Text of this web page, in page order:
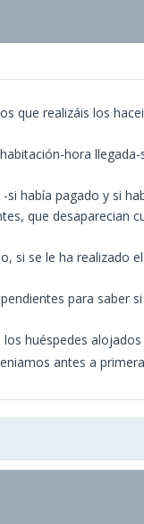
que realizáis los
hora
si había pagado y si
que desaparecian
si se le ha realizado
para saber
huéspedes
antes a